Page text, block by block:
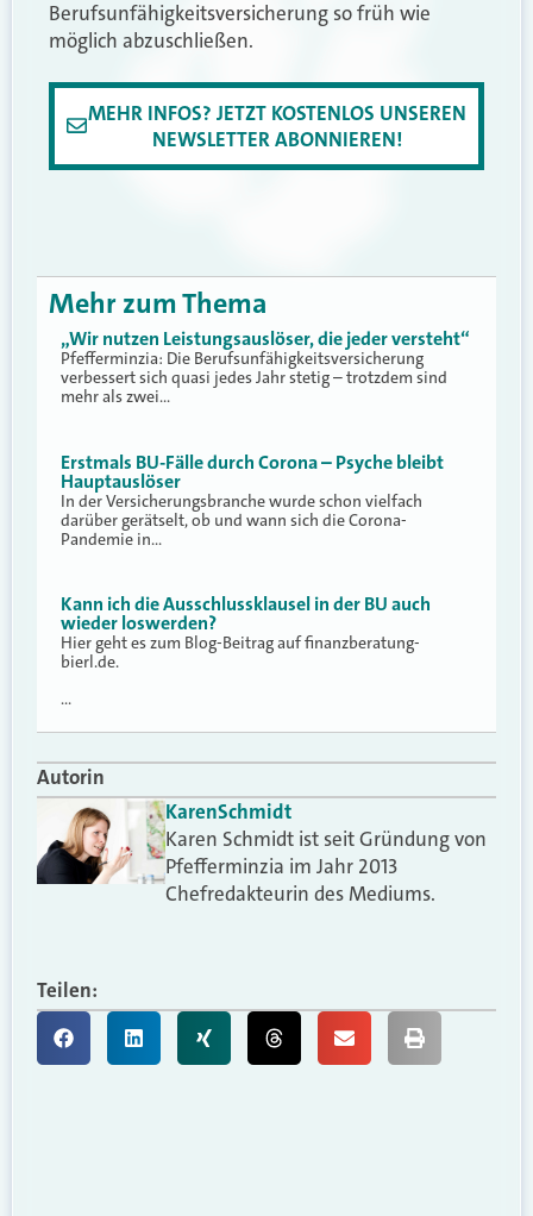
Berufsunfähigkeitsversicherung so früh wie
möglich abzuschließen.
MEHR INFOS? JETZT KOSTENLOS UNSEREN
NEWSLETTER ABONNIEREN!
Mehr zum Thema
„Wir nutzen Leistungsauslöser, die jeder versteht“
Pfefferminzia: Die Berufsunfähigkeitsversicherung
verbessert sich quasi jedes Jahr stetig – trotzdem sind
mehr als zwei…
Erstmals BU-Fälle durch Corona – Psyche bleibt
Hauptauslöser
In der Versicherungsbranche wurde schon vielfach
darüber gerätselt, ob und wann sich die Corona-
Pandemie in…
Kann ich die Ausschlussklausel in der BU auch
wieder loswerden?
Hier geht es zum Blog-Beitrag auf finanzberatung-
bierl.de.
…
Autorin
KarenSchmidt
Karen Schmidt ist seit Gründung von
Pfefferminzia im Jahr 2013
Chefredakteurin des Mediums.
Teilen: